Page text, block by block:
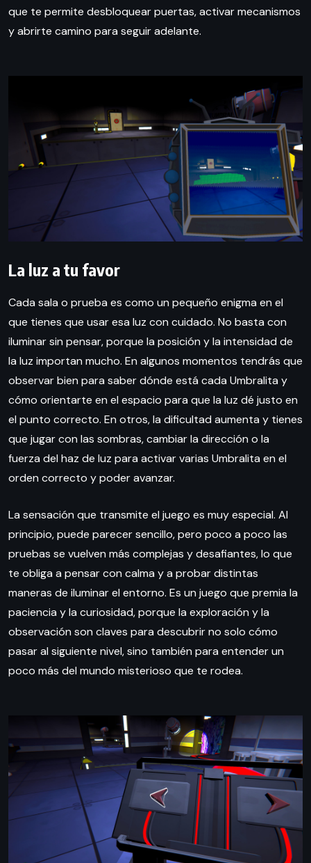
que te permite desbloquear puertas, activar mecanismos
y abrirte camino para seguir adelante.
La luz a tu favor
Cada sala o prueba es como un pequeño enigma en el
que tienes que usar esa luz con cuidado. No basta con
iluminar sin pensar, porque la posición y la intensidad de
la luz importan mucho. En algunos momentos tendrás que
observar bien para saber dónde está cada Umbralita y
cómo orientarte en el espacio para que la luz dé justo en
el punto correcto. En otros, la dificultad aumenta y tienes
que jugar con las sombras, cambiar la dirección o la
fuerza del haz de luz para activar varias Umbralita en el
orden correcto y poder avanzar.
La sensación que transmite el juego es muy especial. Al
principio, puede parecer sencillo, pero poco a poco las
pruebas se vuelven más complejas y desafiantes, lo que
te obliga a pensar con calma y a probar distintas
maneras de iluminar el entorno. Es un juego que premia la
paciencia y la curiosidad, porque la exploración y la
observación son claves para descubrir no solo cómo
pasar al siguiente nivel, sino también para entender un
poco más del mundo misterioso que te rodea.